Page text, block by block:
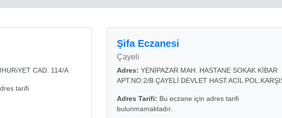
CAD. 114/A
tarifi
Şifa Eczanesi
Çayeli
Adres: YENİPAZAR MAH. HASTANE SOKAK KİBAR
APT.NO:2/B ÇAYELİ DEVLET HAST.ACİL
Adres Tarifi: Bu eczane için adres tarifi
bulunmamaktadır.